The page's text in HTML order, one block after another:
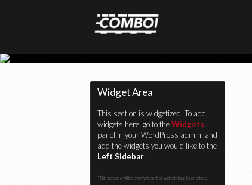
Widget Area
This section is widgetized. To add
widgets here, go to theWidgets
panel in your WordPress admin, and
add the widgets you would like to the
Left Sidebar.
*This message will be overwritten after widgets have been added.